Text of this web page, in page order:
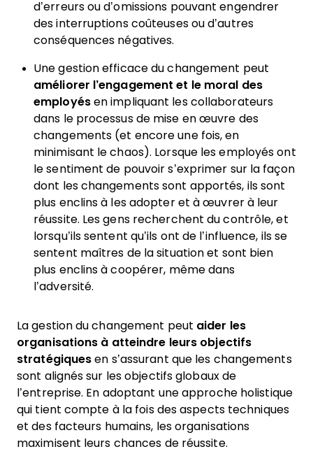
d’erreurs ou d’omissions pouvant engendrer
des interruptions coûteuses ou d’autres
conséquences négatives.
Une gestion efficace du changement peut
améliorer l’engagement et le moral des
employésen impliquant les collaborateurs
dans le processus de mise en œuvre des
changements (et encore une fois, en
minimisant le chaos). Lorsque les employés ont
le sentiment de pouvoir s’exprimer sur la façon
dont les changements sont apportés, ils sont
plus enclins à les adopter et à œuvrer à leur
réussite. Les gens recherchent du contrôle, et
lorsqu’ils sentent qu’ils ont de l’influence, ils se
sentent maîtres de la situation et sont bien
plus enclins à coopérer, même dans
l’adversité.
La gestion du changement peut aider les
organisations à atteindre leurs objectifs
stratégiques en s’assurant que les changements
sont alignés sur les objectifs globaux de
l’entreprise. En adoptant une approche holistique
qui tient compte à la fois des aspects techniques
et des facteurs humains, les organisations
maximisent leurs chances de réussite.